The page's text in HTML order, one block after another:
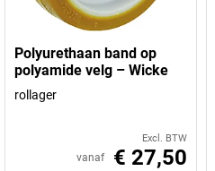
Polyurethaan band op
polyamide velg – Wicke
rollager
Excl. BTW
vanaf € 27,50